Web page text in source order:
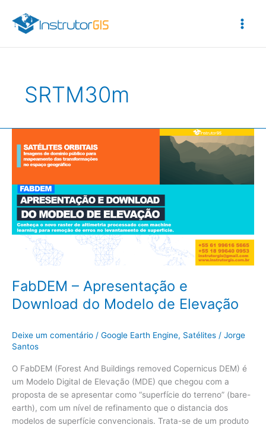
para
conteúdo
SRTM30m
FabDEM – Apresentação e
Download do Modelo de Elevação
Deixe um comentário / Google Earth Engine, Satélites / Jorge
Santos
O FabDEM (Forest And Buildings removed Copernicus DEM) é
um Modelo Digital de Elevação (MDE) que chegou com a
proposta de se apresentar como “superfície do terreno” (bare-
earth), com um nível de refinamento que o distancia dos
modelos de superfície convencionais. Trata-se de um produto
Apresentação
Download
do
Modelo
de
Elevação